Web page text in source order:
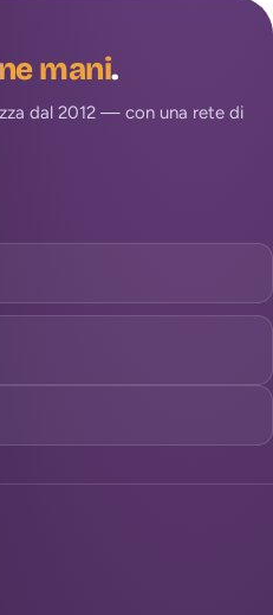
mani.
dal 2012 — con una rete di